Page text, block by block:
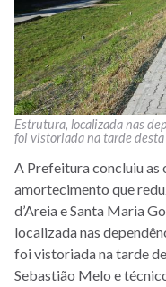
Estrutura, localizada nas
foi vistoriada na tarde
A Prefeitura concluiu as
amortecimento que
d’Areia e Santa Maria
localizada nas
foi vistoriada na tarde
Sebastião Melo e